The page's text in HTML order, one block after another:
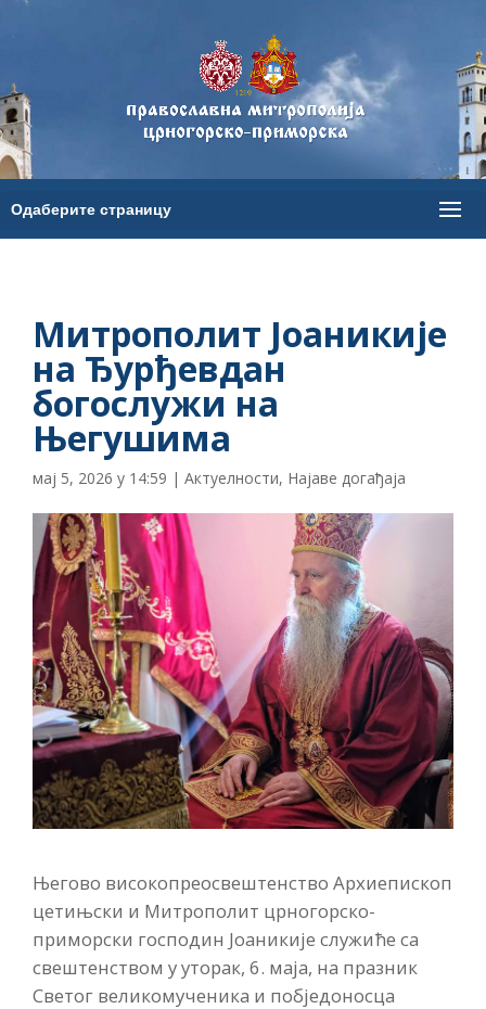
Митрополит Јоаникије
на Ђурђевдан
богослужи на
Његушима
мај 5, 2026 у 14:59 | Актуелности, Најаве догађаја
Његово високопреосвештенство Архиепископ
цетињски и Митрополит црногорско-
приморски господин Јоаникије служиће са
свештенством у уторак, 6. маја, на празник
Светог великомученика и побједоносца